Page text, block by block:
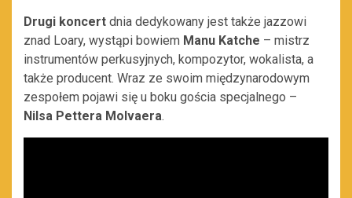
Drugi koncert dnia dedykowany jest także jazzowi
znad Loary, wystąpi bowiem Manu Katche – mistrz
instrumentów perkusyjnych, kompozytor, wokalista, a
także producent. Wraz ze swoim międzynarodowym
zespołem pojawi się u boku gościa specjalnego –
Nilsa Pettera Molvaera.